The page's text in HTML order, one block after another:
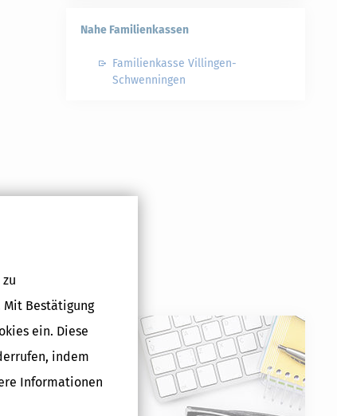
Bestätigung
ein. Diese
indem
Informationen
für
2025) -
Nahe Familienkassen
Familienkasse Villingen-
Schwenningen